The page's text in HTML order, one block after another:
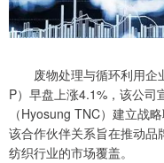
废物处理与循环利用企
P）早盘上涨4.1%，该公
（Hyosung TNC）建立战
该合作伙伴关系旨在推动
纺织行业的市场覆盖。